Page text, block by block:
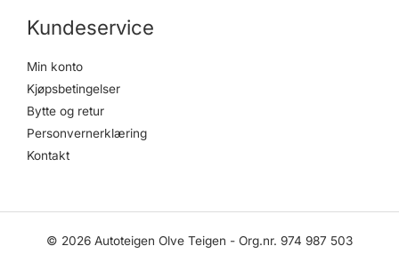
Kundeservice
Min konto
Kjøpsbetingelser
Bytte og retur
Personvernerklæring
Kontakt
© 2026 Autoteigen Olve Teigen - Org.nr. 974 987 503